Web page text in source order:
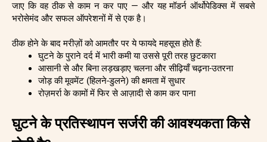
जाए कि वह ठीक से काम न कर पाए — और यह मॉडर्न ऑर्थोपेडिक्स में सबसे
भरोसेमंद और सफल ऑपरेशनों में से एक है।
ठीक होने के बाद मरीज़ों को आमतौर पर ये फायदे महसूस होते हैं:
घुटने के पुराने दर्द में भारी कमी या उससे पूरी तरह छुटकारा
आसानी से और बिना लड़खड़ाए चलना और सीढ़ियाँ चढ़ना-उतरना
जोड़ की मूवमेंट (हिलने-डुलने) की क्षमता में सुधार
रोज़मर्रा के कामों में फिर से आज़ादी से काम कर पाना
घुटने के प्रतिस्थापन सर्जरी की आवश्यकता किसे